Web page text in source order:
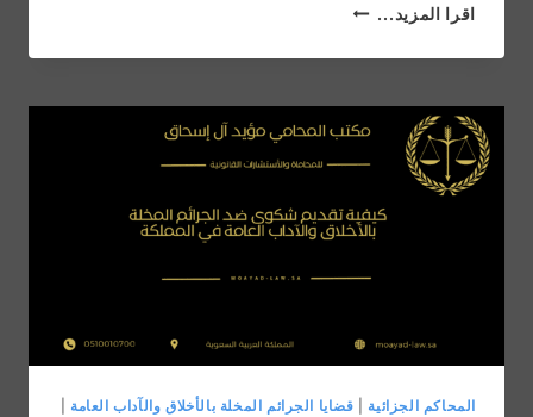
اقرا المزيد... عقوبات
المخلة
والآداب
العامة
السعودي
المحاكم الجزائية قضايا الجرائم المخلة بالأخلاق والآداب العامة